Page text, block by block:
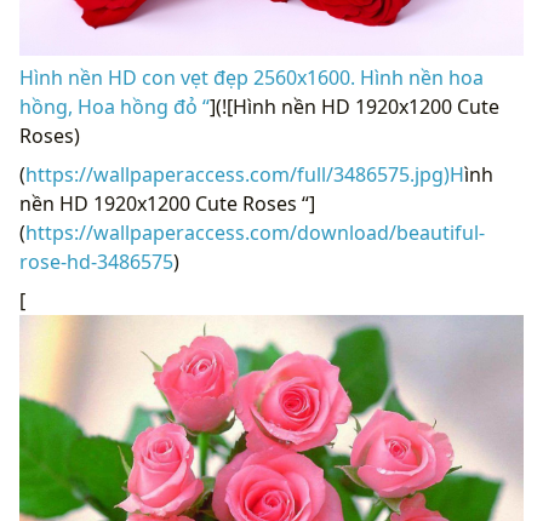
Hình nền HD con vẹt đẹp 2560x1600. Hình nền hoa
hồng, Hoa hồng đỏ “](![Hình nền HD 1920x1200 Cute
Roses)
(https://wallpaperaccess.com/full/3486575.jpg)Hình
nền HD 1920x1200 Cute Roses “]
(https://wallpaperaccess.com/download/beautiful-
rose-hd-3486575)
[